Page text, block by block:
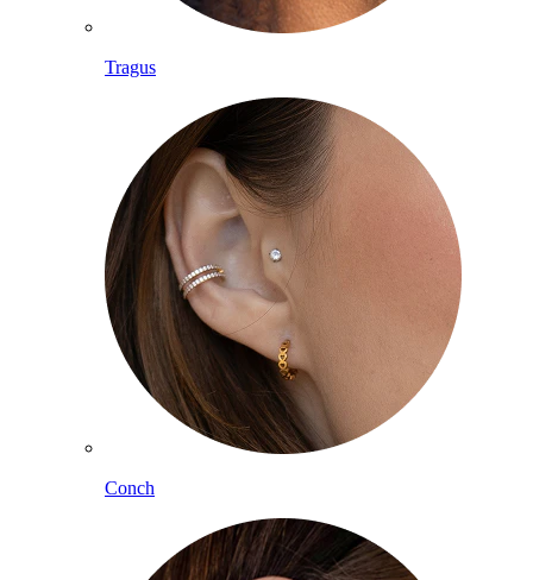
Tragus
Conch